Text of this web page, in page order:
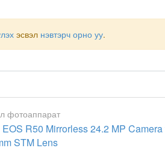
эсвэл нэвтэрч орно уу.
фотоаппарат
R50 Mirrorless 24.2 MP
STM Lens